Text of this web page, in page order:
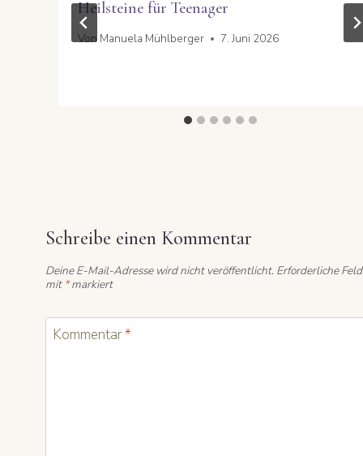
Heilsteine für Teenager
Von Manuela Mühlberger 7. Juni 2026
Schreibe einen Kommentar
Deine E-Mail-Adresse wird nicht veröffentlicht. Erforderliche
mit *markiert
Kommentar*